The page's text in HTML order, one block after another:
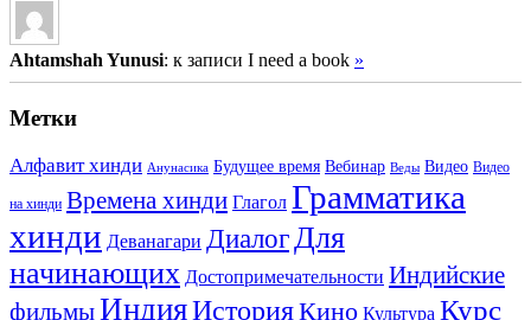
Ahtamshah Yunusi: к записи I need a book »
Метки
Алфавит хинди Анунасика Будущее время Вебинар Веды Видео Видео
на хинди Времена хинди Глагол Грамматика
хинди Деванагари Диалог Для
начинающих Достопримечательности Индийские
фильмыИндияИсторияКино Культура Курс